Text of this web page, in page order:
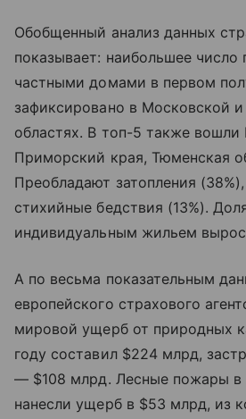
Обобщенный анализ данных
показывает: наибольшее число
частными домами в первом
зафиксировано в Московской
областях. В топ-5 также вошли
Приморский края, Тюменская
Преобладают затопления
стихийные бедствия (13%).
индивидуальным жильем
А по весьма показательным
европейского страхового
мировой ущерб от природных
году составил $224 млрд,
— $108 млрд. Лесные пожары в
нанесли ущерб в $53 млрд, из